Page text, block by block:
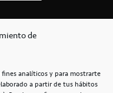
de
analíticos y para mostrarte
a partir de tus hábitos